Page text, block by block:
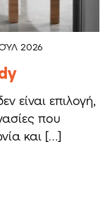
2026
είναι επιλογή,
που
και […]